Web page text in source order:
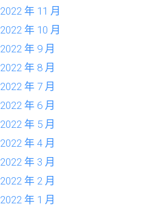
2022 年 11 月
2022 年 10 月
2022 年 9 月
2022 年 8 月
2022 年 7 月
2022 年 6 月
2022 年 5 月
2022 年 4 月
2022 年 3 月
2022 年 2 月
2022 年 1 月